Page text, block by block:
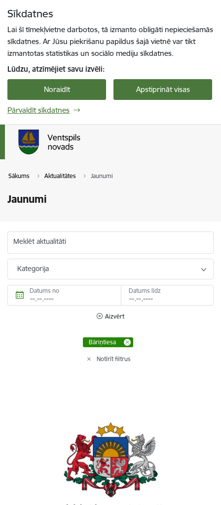
Sīkdatnes
Lai šī tīmekļvietne darbotos, tā izmanto obligāti nepieciešamās
sīkdatnes. Ar Jūsu piekrišanu papildus šajā vietnē var tikt
izmantotas statistikas un sociālo mediju sīkdatnes.
Lūdzu, atzīmējiet savu izvēli:
Noraidīt Apstiprināt visas
Pārvaldīt sīkdatnes
Sākums Aktualitātes Jaunumi
Jaunumi
Meklēt aktualitāti
Kategorija
Datums no Datums līdz
Aizvērt
Bāriņtiesa
Notīrīt filtrus